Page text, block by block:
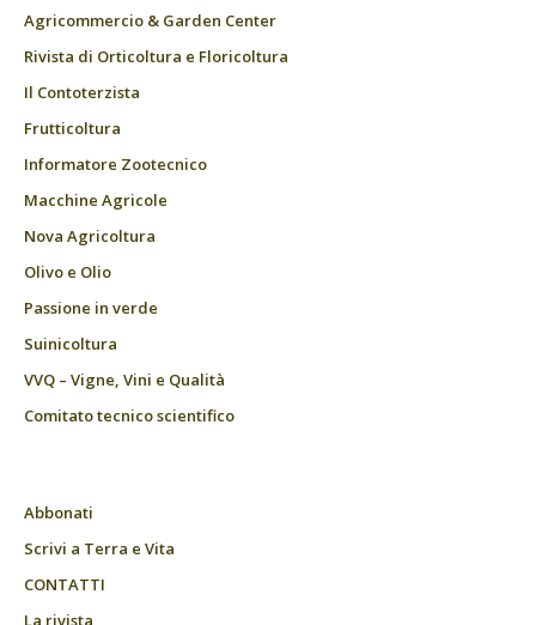
Agricommercio & Garden Center
Rivista di Orticoltura e Floricoltura
Il Contoterzista
Frutticoltura
Informatore Zootecnico
Macchine Agricole
Nova Agricoltura
Olivo e Olio
Passione in verde
Suinicoltura
VVQ – Vigne, Vini e Qualità
Comitato tecnico scientifico
Abbonati
Scrivi a Terra e Vita
CONTATTI
La rivista